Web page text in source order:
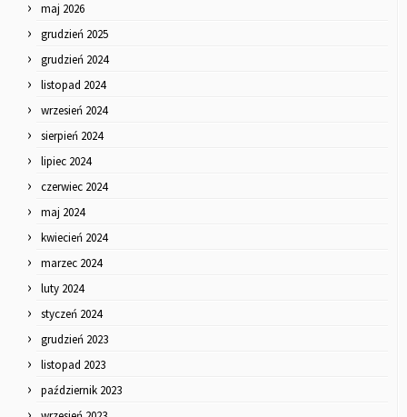
maj 2026
grudzień 2025
grudzień 2024
listopad 2024
wrzesień 2024
sierpień 2024
lipiec 2024
czerwiec 2024
maj 2024
kwiecień 2024
marzec 2024
luty 2024
styczeń 2024
grudzień 2023
listopad 2023
październik 2023